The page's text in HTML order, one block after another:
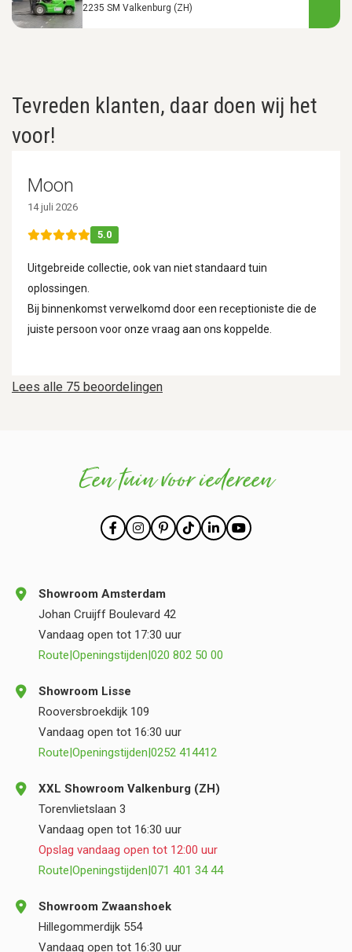
2235 SM Valkenburg (ZH)
Tevreden klanten, daar doen wij het
voor!
Lees alle 75 beoordelingen
Moon
14 juli 2026
5.0
Uitgebreide collectie, ook van niet standaard tuin
oplossingen.
Bij binnenkomst verwelkomd door een receptioniste die de
juiste persoon voor onze vraag aan ons koppelde.
Een tuin voor iedereen
Showroom Amsterdam
Johan Cruijff Boulevard 42
Vandaag open tot 17:30 uur
Route|Openingstijden|020 802 50 00
Showroom Lisse
Rooversbroekdijk 109
Vandaag open tot 16:30 uur
Route|Openingstijden|0252 414412
XXL Showroom Valkenburg (ZH)
Torenvlietslaan 3
Vandaag open tot 16:30 uur
Opslag vandaag open tot 12:00 uur
Route|Openingstijden|071 401 34 44
Showroom Zwaanshoek
Hillegommerdijk 554
Vandaag open tot 16:30 uur